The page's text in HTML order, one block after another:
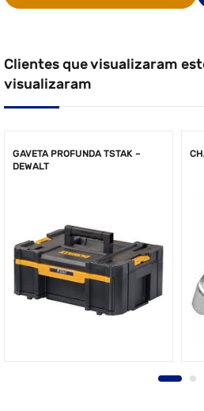
Clientes que visualizaram
visualizaram
GAVETA PROFUNDA TSTAK –
DEWALT